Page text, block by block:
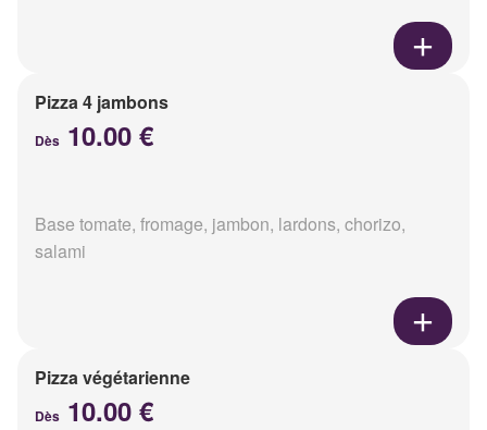
Pizza 4 jambons
Dès 10.00 €
Base tomate, fromage, jambon, lardons, chorizo,
salami
Pizza végétarienne
Dès 10.00 €